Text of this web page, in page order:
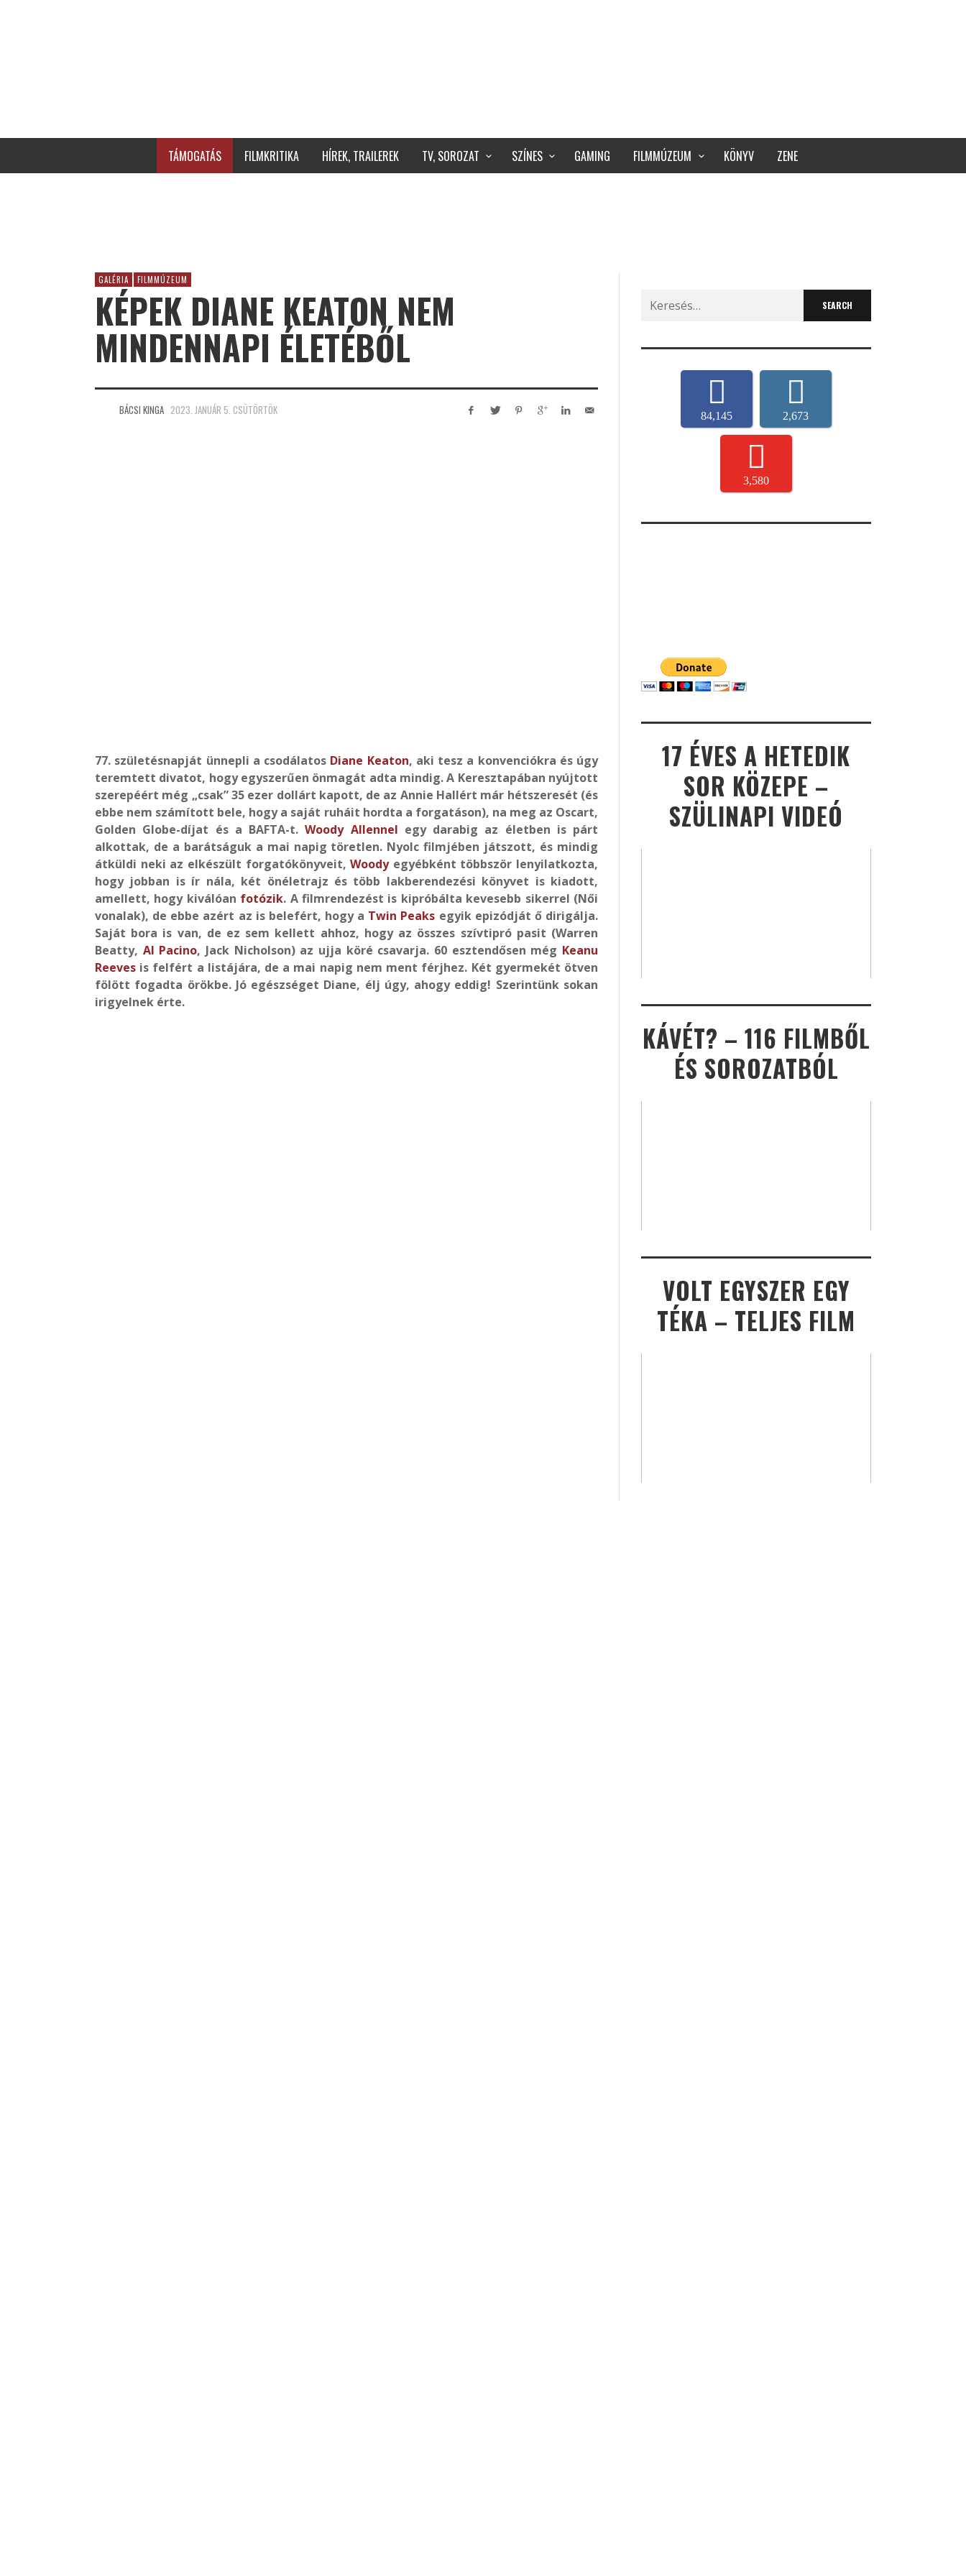
TÁMOGATÁS FILMKRITIKA HÍREK, TRAILEREK TV, SOROZAT SZÍNES GAMING FILMMÚZEUM KÖNYV ZENE
GALÉRIA FILMMÚZEUM
KÉPEK DIANE KEATON NEM
MINDENNAPI ÉLETÉBŐL
BÁCSI KINGA 2023. JANUÁR 5. CSÜTÖRTÖK
77. születésnapját ünnepli a csodálatos Diane Keaton, aki tesz a konvenciókra és úgy
teremtett divatot, hogy egyszerűen önmagát adta mindig. A Keresztapában nyújtott
szerepéért még „csak” 35 ezer dollárt kapott, de az Annie Hallért már hétszeresét (és
ebbe nem számított bele, hogy a saját ruháit hordta a forgatáson), na meg az Oscart,
Golden Globe-díjat és a BAFTA-t. Woody Allennel egy darabig az életben is párt
alkottak, de a barátságuk a mai napig töretlen. Nyolc filmjében játszott, és mindig
átküldi neki az elkészült forgatókönyveit,Woodyegyébként többször lenyilatkozta,
hogy jobban is ír nála, két önéletrajz és több lakberendezési könyvet is kiadott,
amellett, hogy kiválóan fotózik. A filmrendezést is kipróbálta kevesebb sikerrel (Női
vonalak), de ebbe azért az is belefért, hogy a Twin Peaks egyik epizódját ő dirigálja.
Saját bora is van, de ez sem kellett ahhoz, hogy az összes szívtipró pasit (Warren
Beatty, Al Pacino, Jack Nicholson) az ujja köré csavarja. 60 esztendősen még Keanu
Reeves is felfért a listájára, de a mai napig nem ment férjhez. Két gyermekét ötven
fölött fogadta örökbe. Jó egészséget Diane, élj úgy, ahogy eddig! Szerintünk sokan
irigyelnek érte.
Search
for:
84,145 2,673
3,580
17 ÉVES A HETEDIK
SOR KÖZEPE –
SZÜLINAPI VIDEÓ
KÁVÉT? – 116 FILMBŐL
ÉS SOROZATBÓL
VOLT EGYSZER EGY
TÉKA – TELJES FILM